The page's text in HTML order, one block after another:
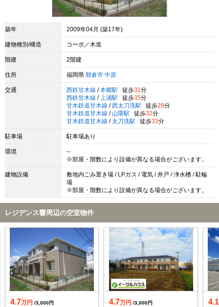
築年 2009年04月 (築17年)
建物種別/構造 コーポ／木造
階建 2階建
住所 福岡県 朝倉市 中原
交通 西鉄甘木線 / 本郷駅 徒歩31 分
西鉄甘木線 / 上浦駅 徒歩35分
甘木鉄道甘木線 / 西太刀洗駅 徒歩29分
甘木鉄道甘木線 / 山隈駅 徒歩32分
甘木鉄道甘木線 / 太刀洗駅 徒歩33分
駐車場 駐車場あり
環境
--
※部屋・階数により設備が異なる場合がございます。
建物設備
敷地内ごみ置き場 / LPガス / 電気 / 井戸 / 浄水槽 / 駐輪
場
※部屋・階数により設備が異なる場合がございます。
レジデンス響周辺の空室物件
4.7万円 /3,000円 4.7万円 /3,000円 4.1